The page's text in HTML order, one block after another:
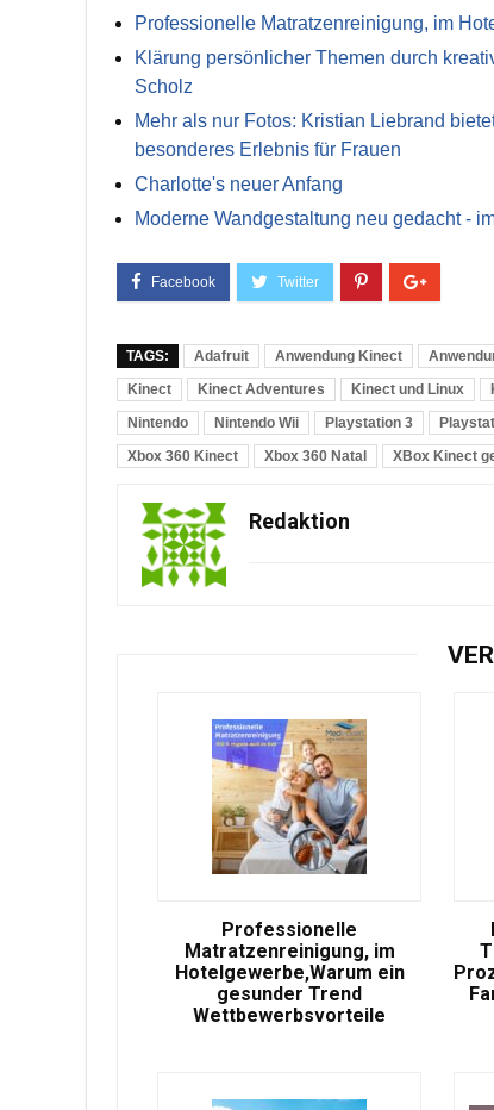
Professionelle Matratzenreinigung, im
Klärung persönlicher Themen durch
Scholz
Mehr als nur Fotos: Kristian Liebrand
besonderes Erlebnis für Frauen
Charlotte's neuer Anfang
Moderne Wandgestaltung neu gedacht -
TAGS: Adafruit Anwendung Kinect
Kinect
Kinect Adventures Kinect und Linux
Nintendo
Nintendo Wii Playstation 3
Xbox 360 Kinect
Xbox 360 Natal XBox Kinect
Redaktion
Professionelle
Matratzenreinigung, im
Hotelgewerbe,Warum ein
gesunder Trend
Wettbewerbsvorteile